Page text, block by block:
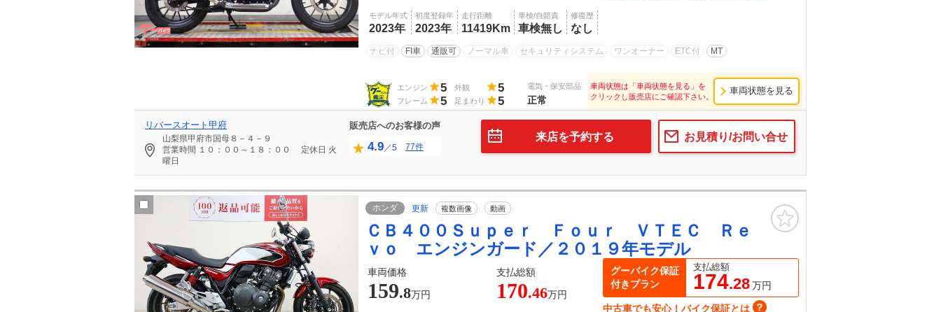
モデル年式
2023年
初度登録年
2023年
走行距離
11419Km
車検/自賠責
車検無し
修復歴
なし
ナビ付 FI車 通販可 ノーマル車 セキュリティシステム ワンオーナー ETC付 MT
エンジン 5 外観 5
フレーム 5 足まわり 5
電気・保安部品
正常
車両状態は「車両状態を見る」を
クリックし販売店にご確認下さい。
車両状態を見る
リバースオート甲府
山梨県甲府市国母８－４－９
営業時間 １０：００～１８：００ 定休日 火
曜日
販売店へのお客様の声
4.9／5 77件
お見積り/お問い合せ
来店を予約する
ホンダ 更新 複数画像 動画
ＣＢ４００Ｓｕｐｅｒ Ｆｏｕｒ ＶＴＥＣ Ｒｅ
ｖｏ エンジンガード／２０１９年モデル
車両価格 支払総額
159.8万円 170.46万円
グーバイク保証
付きプラン
支払総額
174.28万円
中古車でも安心！バイク保証とは